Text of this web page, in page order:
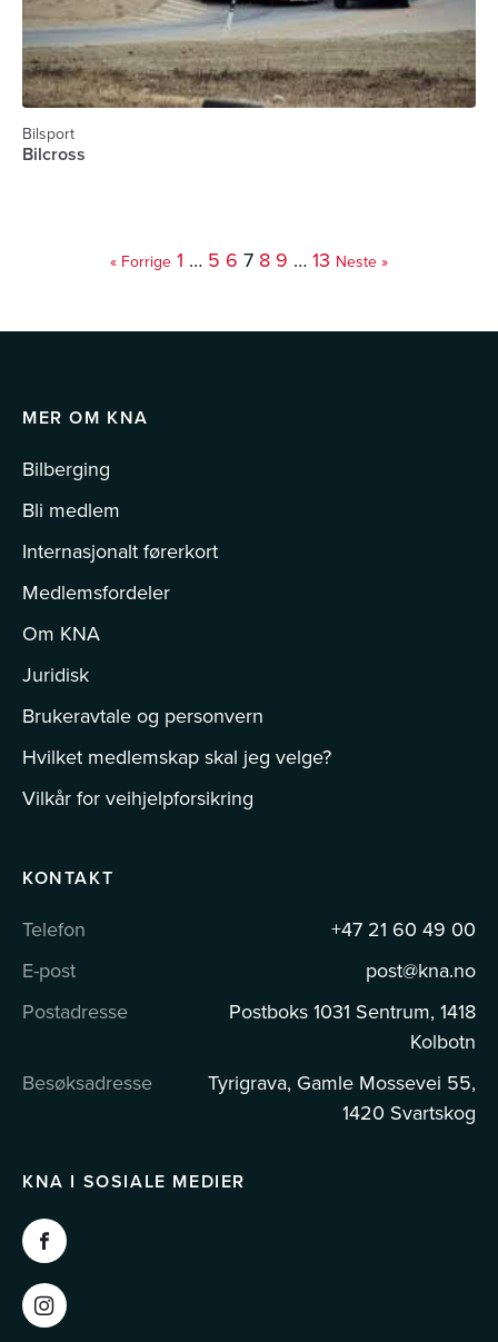
Bilsport
Bilcross
« Forrige 1 … 5 6 7 8 9 … 13 Neste »
MER OM KNA
Bilberging
Bli medlem
Internasjonalt førerkort
Medlemsfordeler
Om KNA
Juridisk
Brukeravtale og personvern
Hvilket medlemskap skal jeg velge?
Vilkår for veihjelpforsikring
KONTAKT
Telefon
+47 21 60 49 00
E-post
post@kna.no
Postadresse
Postboks 1031 Sentrum, 1418
Kolbotn
Besøksadresse
Tyrigrava, Gamle Mossevei 55,
1420 Svartskog
KNA I SOSIALE MEDIER